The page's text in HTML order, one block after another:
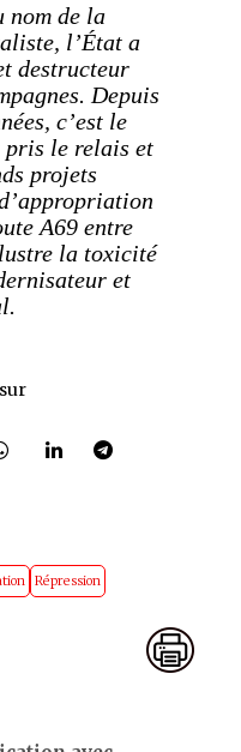
nom de la
l’État a
destructeur
Depuis
c’est le
pris le relais et
projets
A69 entre
la toxicité
et
Répression